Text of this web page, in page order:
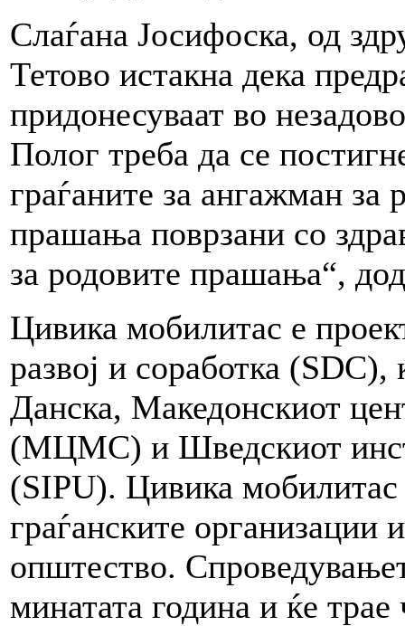
Слаѓана Јосифоска, од
Тетово истакна дека
придонесуваат во
Полог треба да се
граѓаните за ангажман
прашања поврзани со
за родовите прашања“,
Цивика мобилитас е
развој и соработка
Данска, Македонскиот
(МЦМС) и Шведскиот
(SIPU). Цивика мобилитас
граѓанските организации
општество.
минатата година и ќе